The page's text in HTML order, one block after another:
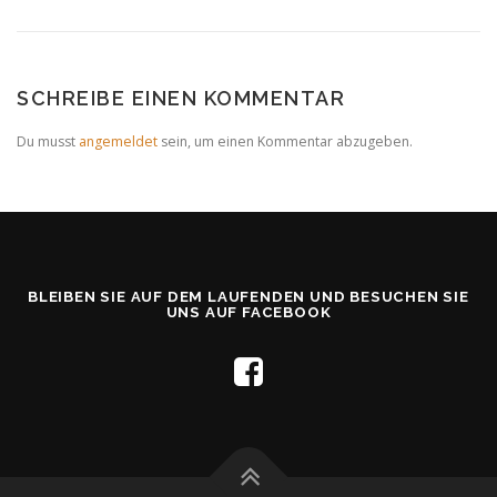
SCHREIBE EINEN KOMMENTAR
Du musst angemeldet sein, um einen Kommentar abzugeben.
BLEIBEN SIE AUF DEM LAUFENDEN UND BESUCHEN SIE
UNS AUF FACEBOOK